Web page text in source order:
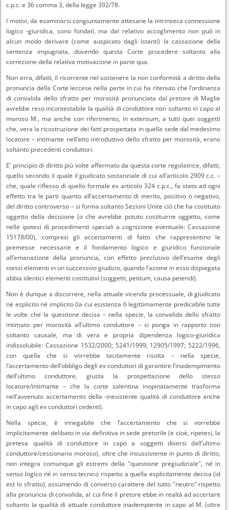
c.p.c. e 36 comma 3, della legge 392/78.
I motivi, da esaminarsi congiuntamente attesane la intrinseca connessione
logico -giuridica, sono fondatì, ma dal relativo accoglimento non può in
alcun modo derivare (come auspicato dagli istanti) la cassazione della
sentenza impugnata, dovendo questa Corte procedere soltanto alla
correzione della relativa motivazione in parte qua.
Non erra, difatti, il ricorrente nel sostenere la non conformità a diritto della
pronuncia della Corte leccese nella parte in cui ha ritenuto che l’ordinanza
di convalida dello sfratto per morosità pronunciata dal pretore di Maglie
avrebbe reso incontestabile la qualità di conduttore non soltanto in capo al
moroso M., ma anche con riferimento, in extensum, a tutti quei soggetti
che, vera la ricostruzione dei fatti prospettata in quella sede dal medesimo
locatore – intimante nell’atto introduttivo dello sfratto per morosità, erano
soltanto precedenti conduttori.
E’ principio di diritto più volte affermato da questa corte regolatrice, difatti,
quello secondo il quale il giudicato sostanziale di cui all’articolo 2909 c.c. –
che, quale riflesso di quello formale ex articolo 324 c.p.c., fa stato ad ogni
effetto tra le parti quanto all’accertamento di merito, positivo o negativo,
del diritto controverso – si forma soltanto Sezioni Unite ciò che ha costituito
oggetto della decisione (o che avrebbe potuto costituirne oggetto, come
nelle ipotesi di procedimenti speciali a cognizione eventuale: Cassazione
15178/00), compresi gli accertamenti di fatto che rappresentino le
premesse necessarie e il fondamento logico e giuridico funzionale
all’emanazione della pronuncia, con effetto preclusivo dell’esame degli
stessi elementi in un successivo giudizio, quando l’azione in esso dispiegata
abbia identici elementi costitutivi (soggetti, petitum, causa petendi).
Non è dunque a discorrere, nella attuale vicenda processuale, di giudicato
né esplicito né implicito (la cui esistenza 6 legittimamente predicabile tutte
le volte che la questione decisa – nella specie, la convalida dello sfratto
intimato per morosità all’ultimo conduttore – si ponga in rapporto non
soltanto causale, ma di vera e propria dipendenza logico-giuridica
indissolubile: Cassazione 1532/2000; 5241/1999; 12905/1997; 5222/1996,
con quella che si vorrebbe tacitamente risolta – nella specie,
l’accertamento dell’obbligo degli ex conduttori di garantire l’inadempimento
dell’ultimo conduttore, giusta la prospettazione dello stesso
locatore/intimante – che la corte salentina inopinatamente trasforma
nell’avvenuto accertamento della -inesistente qualità di conduttore anche
in capo agli ex conduttori cedenti).
Nella specie, è innegabile che l’accertamento che si vorrebbe
implicitamente delibato in via definitiva in sede pretorile (e cioè, ripetesi, la
pretesa qualità di conduttore in capo a soggetti diversi dall’ultimo
conduttore/cessionario moroso), oltre che insussistente in punto di diritto,
non integra comunque gli estremi della "questione pregiudiziale", né in
senso logico né in senso tecnico rispetto a quella esplicitamente decisa (id
est lo sfratto), assumendo di converso carattere del tutto "neutro" rispetto
alla pronuncia di convalida, al cui fine il pretore ebbe in realtà ad accertare
soltanto la qualità di attuale conduttore inadempiente in capo al M. (oltre